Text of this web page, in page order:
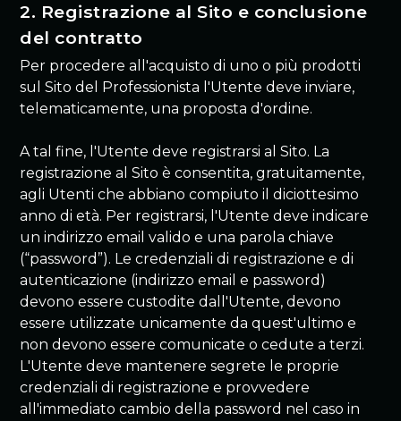
2. Registrazione al Sito e conclusione
del contratto
Per procedere all'acquisto di uno o più prodotti
sul Sito del Professionista l'Utente deve inviare,
telematicamente, una proposta d'ordine.
A tal fine, l'Utente deve registrarsi al Sito. La
registrazione al Sito è consentita, gratuitamente,
agli Utenti che abbiano compiuto il diciottesimo
anno di età. Per registrarsi, l'Utente deve indicare
un indirizzo email valido e una parola chiave
(“password”). Le credenziali di registrazione e di
autenticazione (indirizzo email e password)
devono essere custodite dall'Utente, devono
essere utilizzate unicamente da quest'ultimo e
non devono essere comunicate o cedute a terzi.
L'Utente deve mantenere segrete le proprie
credenziali di registrazione e provvedere
all'immediato cambio della password nel caso in